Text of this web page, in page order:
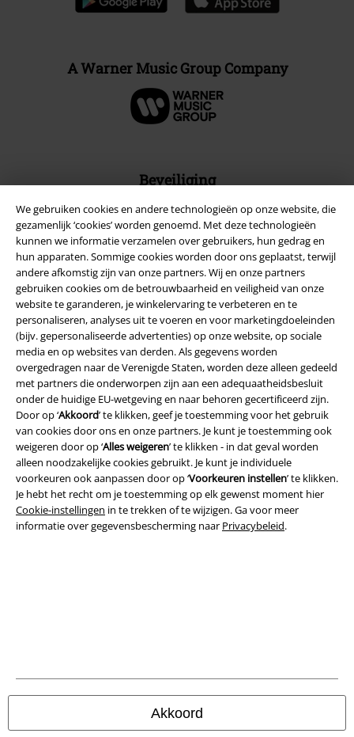
We gebruiken cookies en andere technologieën op onze website, die
gezamenlijk ‘cookies’ worden genoemd. Met deze technologieën
kunnen we informatie verzamelen over gebruikers, hun gedrag en
hun apparaten. Sommige cookies worden door ons geplaatst, terwijl
andere afkomstig zijn van onze partners. Wij en onze partners
gebruiken cookies om de betrouwbaarheid en veiligheid van onze
website te garanderen, je winkelervaring te verbeteren en te
personaliseren, analyses uit te voeren en voor marketingdoeleinden
(bijv. gepersonaliseerde advertenties) op onze website, op sociale
media en op websites van derden. Als gegevens worden
overgedragen naar de Verenigde Staten, worden deze alleen gedeeld
met partners die onderworpen zijn aan een adequaatheidsbesluit
onder de huidige EU-wetgeving en naar behoren gecertificeerd zijn.
Door op ‘Akkoord’ te klikken, geef je toestemming voor het gebruik
van cookies door ons en onze partners. Je kunt je toestemming ook
weigeren door op ‘Alles weigeren’ te klikken - in dat geval worden
alleen noodzakelijke cookies gebruikt. Je kunt je individuele
voorkeuren ook aanpassen door op ‘Voorkeuren instellen’ te klikken.
Je hebt het recht om je toestemming op elk gewenst moment hier
Cookie-instellingen in te trekken of te wijzigen. Ga voor meer
informatie over gegevensbescherming naar Privacybeleid.
Akkoord
A Warner Music Group Company
Beveiliging
Legal
Algemene Voorwaarden
Bedrijfsgegevens
Privacyverklaring
© 1986-2026 Large Popmerchandising BV